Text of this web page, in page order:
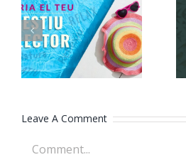
Tria el teu
estiu
lector
Leave A Comment
Comment